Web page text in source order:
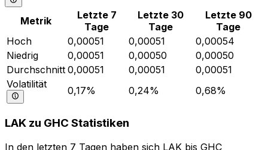
Metrik
Letzte 7
Tage
Letzte 30
Tage
Letzte 90
Tage
Hoch
0,00051 0,00051
0,00054
Niedrig
0,00051 0,00050
0,00050
Durchschnitt 0,00051 0,00051
0,00051
Volatilität
0,17% 0,24% 0,68%
LAK zu GHC Statistiken
In den letzten 7 Tagen haben sich LAK bis GHC